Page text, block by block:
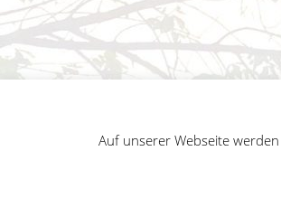
Impressum Datenschutz
Auf unserer Webseite